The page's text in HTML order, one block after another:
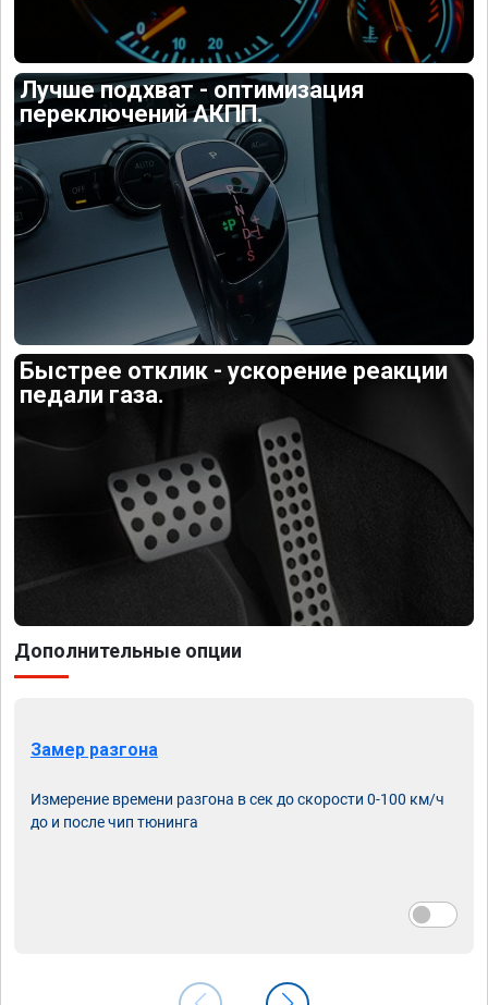
Лучше подхват - оптимизация
переключений АКПП.
Быстрее отклик - ускорение реакции
педали газа.
Дополнительные опции
Замер разгона
Измерение времени разгона в сек до скорости 0-100 км/ч
до и после чип тюнинга